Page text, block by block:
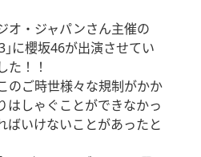
オ・ジャパンさん主催の
｣に櫻坂46が出演させてい
た！！
のご時世様々な規制がかか
はしゃぐことができなかっ
ばいけないことがあったと